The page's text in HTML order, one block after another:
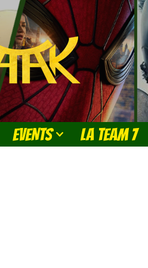
EVENTS LA TEAM 7